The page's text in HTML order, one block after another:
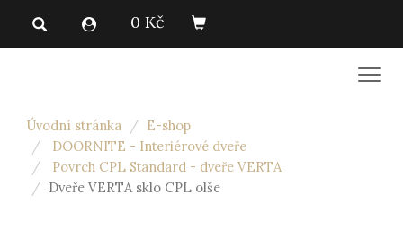
0 Kč
Úvodní stránka
E-shop
DOORNITE - Interiérové dveře
Povrch CPL Standard - dveře VERTA
Dveře VERTA sklo CPL olše